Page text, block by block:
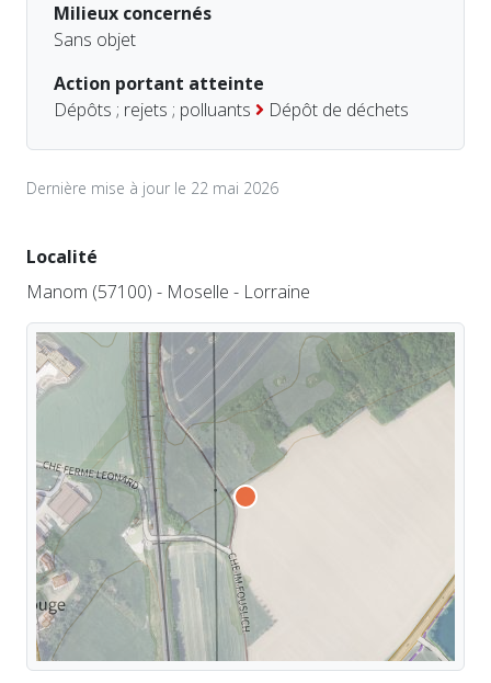
Milieux concernés
Sans objet
Action portant atteinte
Dépôts ; rejets ; polluants
Dépôt de déchets
Dernière mise à jour le 22 mai 2026
Localité
Manom (57100) - Moselle - Lorraine